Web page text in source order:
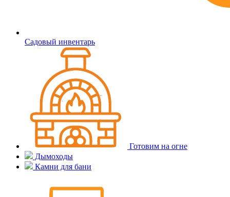
Садовый инвентарь
Готовим на огне
Дымоходы
Камни для бани